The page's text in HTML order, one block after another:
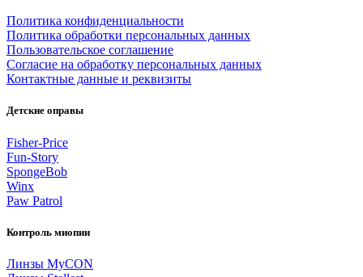
Политика конфиденциальности
Политика обработки персональных данных
Пользовательское соглашение
Согласие на обработку персональных данных
Контактные данные и реквизиты
Детские оправы
Fisher-Price
Fun-Story
SpongeBob
Winx
Paw Patrol
Контроль миопии
Линзы MyCON